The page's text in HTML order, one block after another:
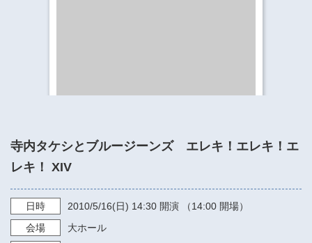
寺内タケシとブルージーンズ エレキ！エレキ！エ
レキ！ XIV
日時 2010/5/16(日) 14:30 開演 （14:00 開場）
会場
大ホール